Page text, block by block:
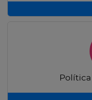
Política